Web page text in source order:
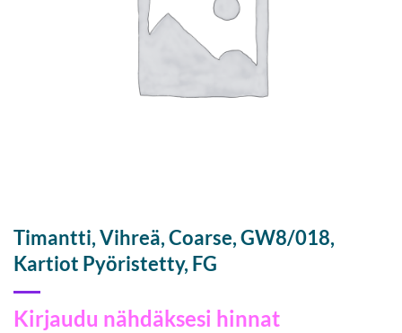
Timantti, Vihreä, Coarse, GW8/018,
Kartiot Pyöristetty, FG
Kirjaudu nähdäksesi hinnat